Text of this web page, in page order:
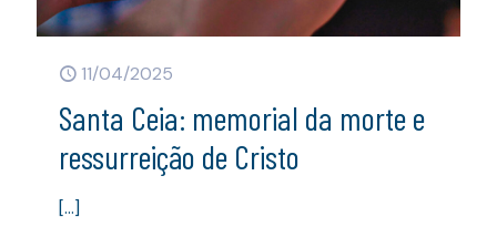
11/04/2025
Santa Ceia: memorial da morte e
ressurreição de Cristo
[…]